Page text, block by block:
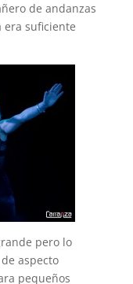
de andanzas
era suficiente
pero lo
aspecto
pequeños